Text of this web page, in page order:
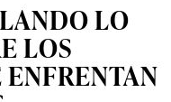
LO
LOS